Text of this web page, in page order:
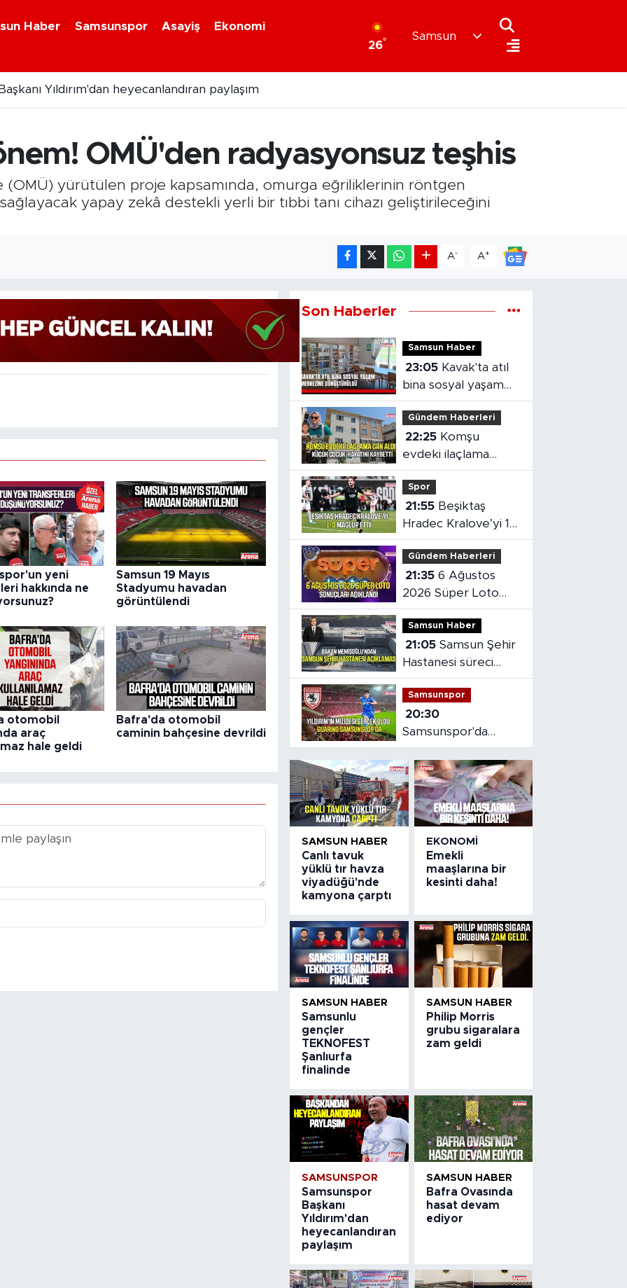
Haber Samsunspor Asayiş
Ekonomi
26°
Samsun
Yıldırım'dan heyecanlandıran paylaşım
OMÜ'den radyasyonsuz teşhis
(OMÜ) yürütülen proje kapsamında, omurga eğriliklerinin röntgen
yapay zekâ destekli yerli bir tıbbi tanı cihazı geliştirileceğini
A- A+
yeni
hakkında ne
Samsun 19 Mayıs
Stadyumu havadan
görüntülendi
otomobil
araç
hale geldi
Bafra'da otomobil
caminin bahçesine devrildi
Son Haberler
Samsun Haber
23:05
bina sosyal yaşam
merkezine
dönüştürüldü
Gündem Haberleri
22:25
evdeki ilaçlama
küçük çocuğun
ölümüne neden oldu
Spor
21:55
Hradec Kralove’yi 1-
0 mağlup etti
Gündem Haberleri
21:35 6 Ağustos
2026 Süper Loto
sonuçları açıklandı
Samsun Haber
21:05 Samsun Şehir
Hastanesi süreci
masaya yatırıldı
Samsunspor
20:30
Samsunspor'da
Gabriele dönemi
başladı
SAMSUN HABER
Canlı tavuk
yüklü tır havza
viyadüğü'nde
kamyona çarptı
EKONOMI
Emekli
maaşlarına bir
kesinti daha!
SAMSUN HABER
Samsunlu
gençler
TEKNOFEST
Şanlıurfa
finalinde
SAMSUN HABER
Philip Morris
grubu sigaralara
zam geldi
SAMSUNSPOR
Samsunspor
Başkanı
Yıldırım'dan
heyecanlandıran
paylaşım
SAMSUN HABER
Bafra Ovasında
hasat devam
ediyor